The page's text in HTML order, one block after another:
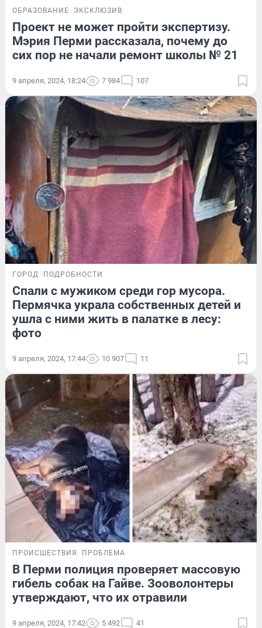
ОБРАЗОВАНИЕ ЭКСКЛЮЗИВ
Проект не может пройти экспертизу.
Мэрия Перми рассказала, почему до
сих пор не начали ремонт школы № 21
9 апреля, 2024, 18:24 7 984 107
ГОРОД ПОДРОБНОСТИ
Спали с мужиком среди гор мусора.
Пермячка украла собственных детей и
ушла с ними жить в палатке в лесу:
фото
9 апреля, 2024, 17:44 10 907 11
ПРОИСШЕСТВИЯ ПРОБЛЕМА
В Перми полиция проверяет массовую
гибель собак на Гайве. Зооволонтеры
утверждают, что их отравили
9 апреля, 2024, 17:42 5 492 41